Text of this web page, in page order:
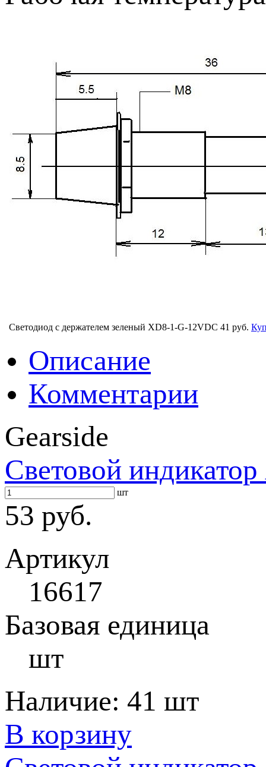
Светодиод с держателем зеленый XD8-1-G-12VDC 41 руб.
Описание
Комментарии
Gearside
Световой
шт
53 руб.
Артикул
16617
Базовая единица
шт
Наличие: 41 шт
В корзину